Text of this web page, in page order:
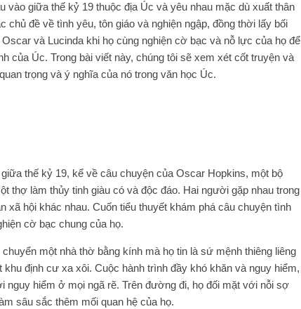
vào giữa thế kỷ 19 thuộc địa Úc và yêu nhau mặc dù xuất thân
chủ đề về tình yêu, tôn giáo và nghiện ngập, đồng thời lấy bối
và Lucinda khi họ cùng nghiện cờ bạc và nỗ lực của họ để
của Úc. Trong bài viết này, chúng tôi sẽ xem xét cốt truyện và
trọng và ý nghĩa của nó trong văn học Úc.
thế kỷ 19, kể về câu chuyện của Oscar Hopkins, một bộ
thợ làm thủy tinh giàu có và độc đáo. Hai người gặp nhau trong
xã hội khác nhau. Cuốn tiểu thuyết khám phá câu chuyện tình
cờ bạc chung của họ.
một nhà thờ bằng kính mà họ tin là sứ mệnh thiêng liêng
định cư xa xôi. Cuộc hành trình đầy khó khăn và nguy hiểm,
nguy hiểm ở mọi ngã rẽ. Trên đường đi, họ đối mặt với nỗi sợ
sâu sắc thêm mối quan hệ của họ.